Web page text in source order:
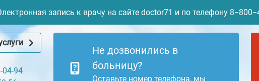
запись к врачу на сайте doctor71 и по телефону
04-94
Не дозвонились в
больницу?
Оставьте номер телефона, мы